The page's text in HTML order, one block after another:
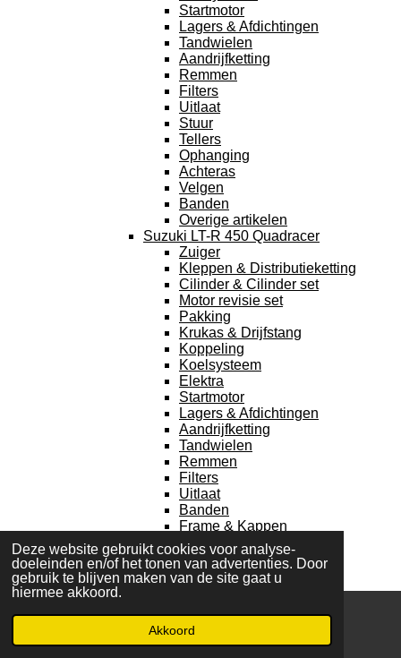
Deze website gebruikt cookies voor analyse-
doeleinden en/of het tonen van advertenties. Door
gebruik te blijven maken van de site gaat u
hiermee akkoord.
Akkoord
Startmotor
Lagers & Afdichtingen
Tandwielen
Aandrijfketting
Remmen
Filters
Uitlaat
Stuur
Tellers
Ophanging
Achteras
Velgen
Banden
Overige artikelen
Suzuki LT-R 450 Quadracer
Zuiger
Kleppen & Distributieketting
Cilinder & Cilinder set
Motor revisie set
Pakking
Krukas & Drijfstang
Koppeling
Koelsysteem
Elektra
Startmotor
Lagers & Afdichtingen
Aandrijfketting
Tandwielen
Remmen
Filters
Uitlaat
Banden
Frame & Kappen
Suzuki ATV Utility
Suzuki LT-F 250 Ozark
Pakking
Elektra
Startmotor